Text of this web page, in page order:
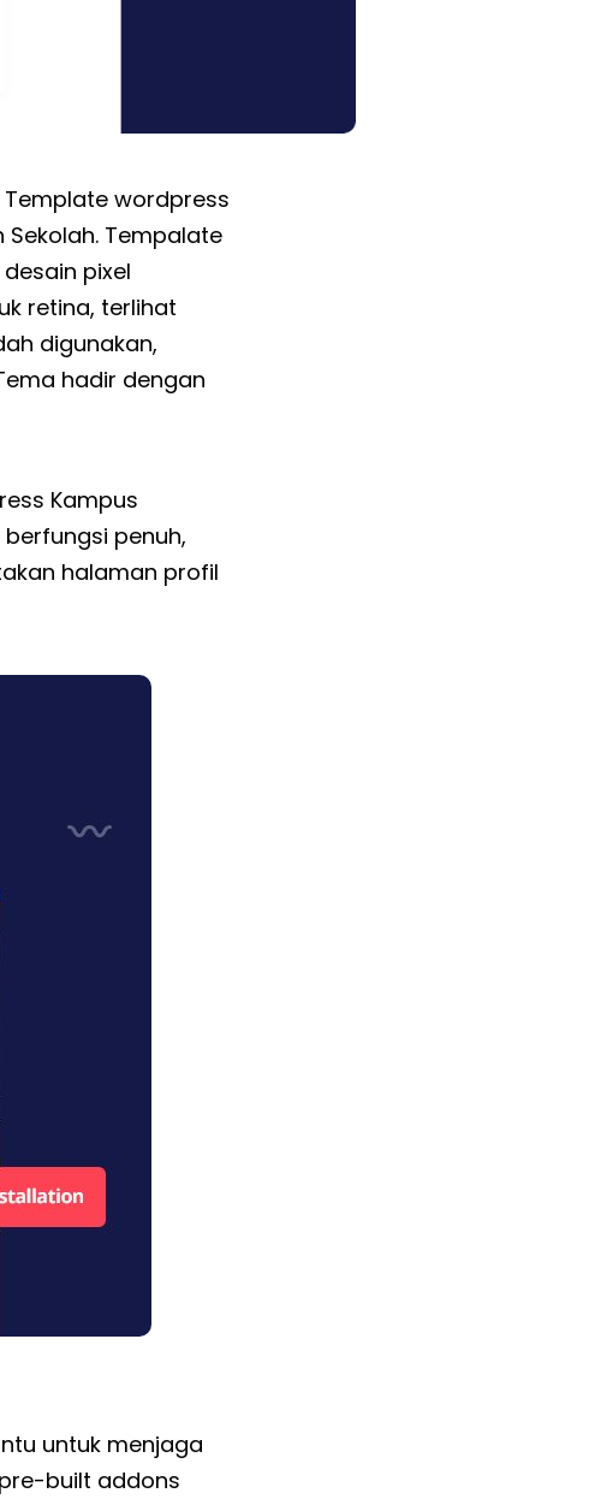
Template wordpress
Tempalate
pixel
retina, terlihat
digunakan,
hadir dengan
Kampus
penuh,
halaman profil
untuk menjaga
built addons